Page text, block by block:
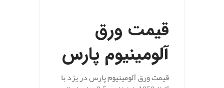
قیمت ورق
آلومینیوم پارس
قیمت ورق آلومینیوم پارس در یزد با